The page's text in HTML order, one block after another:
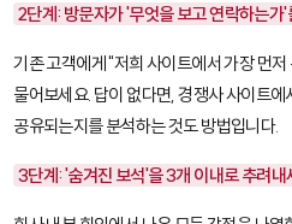
2단계: 방문자가 '무엇을 보고 연락하는가
기존 고객에게 "저희 사이트에서 가장 먼
물어보세요. 답이 없다면, 경쟁사 사이트
공유되는지를 분석하는 것도 방법입니다.
3단계: '숨겨진 보석'을 3개 이내로 추려내